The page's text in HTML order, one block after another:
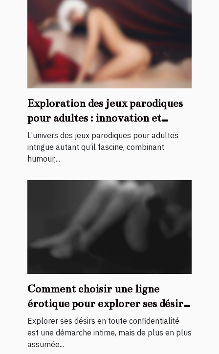
Exploration des jeux parodiques
pour adultes : innovation et
discrétion
L’univers des jeux parodiques pour adultes
intrigue autant qu’il fascine, combinant
humour,...
Comment choisir une ligne
érotique pour explorer ses désirs
en toute confidentialité ?
Explorer ses désirs en toute confidentialité
est une démarche intime, mais de plus en plus
assumée...